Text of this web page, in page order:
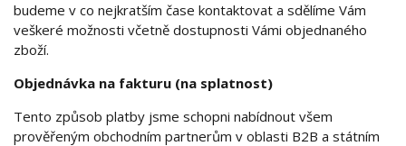
budeme v co nejkratším čase kontaktovat a sdělíme Vám
veškeré možnosti včetně dostupnosti Vámi objednaného
zboží.
Objednávka na fakturu (na splatnost)
Tento způsob platby jsme schopni nabídnout všem
prověřeným obchodním partnerům v oblasti B2B a státním